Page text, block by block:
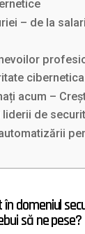
– de la
cibernetica
acum –
de
domeniul
să ne pese?